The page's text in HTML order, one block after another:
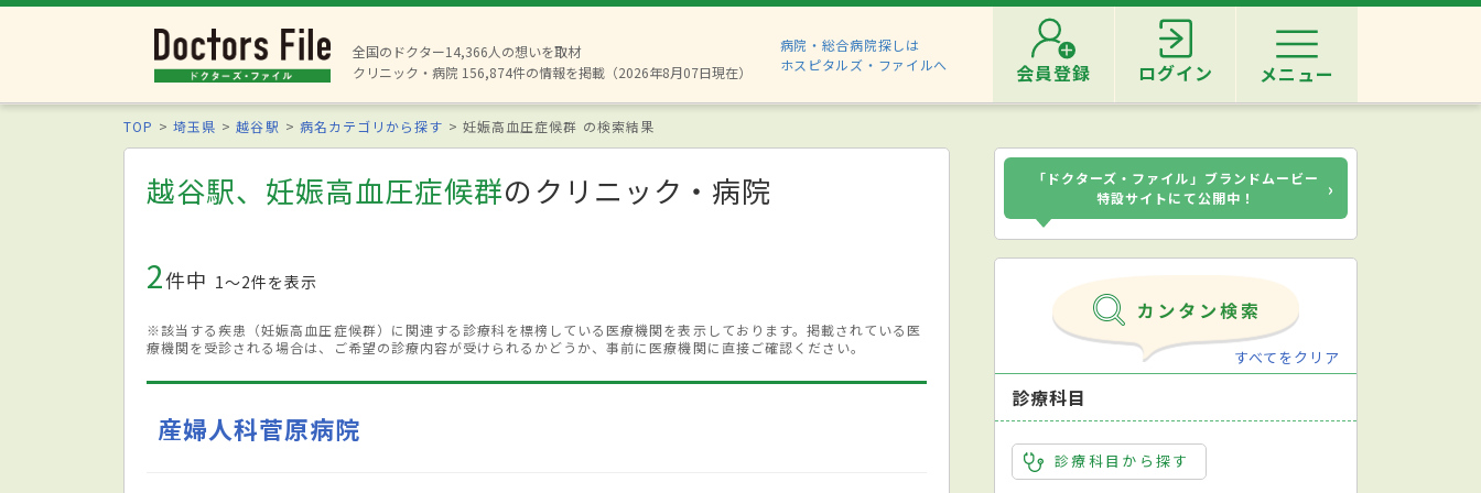
全国のドクター14,366人の想いを取材
クリニック・病院 156,874件の情報を掲載（2026年8月07日現在）
病院・総合病院探しは
ホスピタルズ・ファイルへ
会員登録 ログイン メニュー
TOP 埼玉県 越谷駅 病名カテゴリから探す 妊娠高血圧症候群 の検索結果
越谷駅、妊娠高血圧症候群のクリニック・病院
2件中 1〜2件を表示
※該当する疾患（妊娠高血圧症候群）に関連する診療科を標榜している医療機関を表示しております。掲載されている医
療機関を受診される場合は、ご希望の診療内容が受けられるかどうか、事前に医療機関に直接ご確認ください。
産婦人科菅原病院
「ドクターズ・ファイル」ブランドムービー
特設サイトにて公開中！
›
すべてをクリア
診療科目
診療科目から探す